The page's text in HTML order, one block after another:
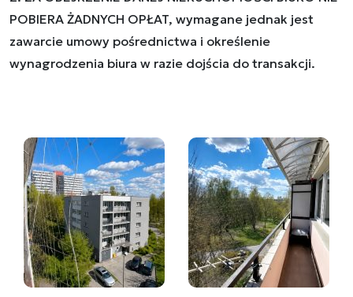
POBIERA ŻADNYCH OPŁAT, wymagane jednak jest
zawarcie umowy pośrednictwa i określenie
wynagrodzenia biura w razie dojścia do transakcji.